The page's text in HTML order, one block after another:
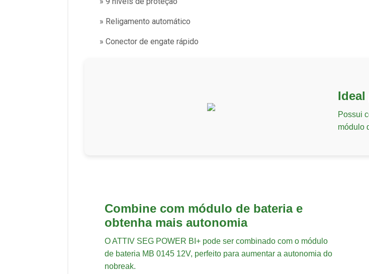
» Religamento automático
» Conector de engate rápido
Ideal
Possui
módulo
Combine com módulo de bateria e
obtenha mais autonomia
O ATTIV SEG POWER BI+ pode ser combinado com o módulo
de bateria MB 0145 12V, perfeito para aumentar a autonomia do
nobreak.